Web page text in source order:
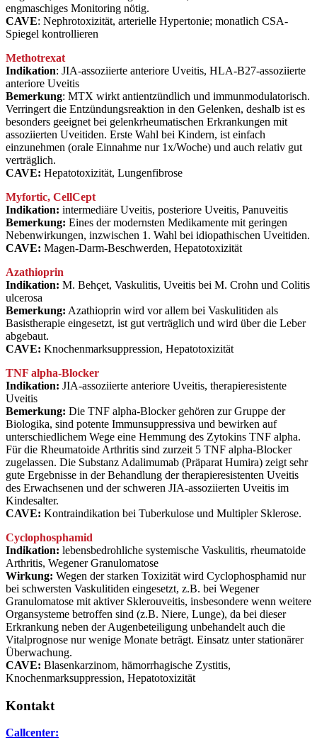
engmaschiges Monitoring nötig.
CAVE: Nephrotoxizität, arterielle Hypertonie; monatlich CSA-
Spiegel kontrollieren
Methotrexat
Indikation: JIA-assoziierte anteriore Uveitis, HLA-B27-assoziierte
anteriore Uveitis
Bemerkung: MTX wirkt antientzündlich und immunmodulatorisch.
Verringert die Entzündungsreaktion in den Gelenken, deshalb ist es
besonders geeignet bei gelenkrheumatischen Erkrankungen mit
assoziierten Uveitiden. Erste Wahl bei Kindern, ist einfach
einzunehmen (orale Einnahme nur 1x/Woche) und auch relativ gut
verträglich.
CAVE: Hepatotoxizität, Lungenfibrose
Myfortic, CellCept
Indikation: intermediäre Uveitis, posteriore Uveitis, Panuveitis
Bemerkung: Eines der modernsten Medikamente mit geringen
Nebenwirkungen, inzwischen 1. Wahl bei idiopathischen Uveitiden.
CAVE: Magen-Darm-Beschwerden, Hepatotoxizität
Azathioprin
Indikation: M. Behçet, Vaskulitis, Uveitis bei M. Crohn und Colitis
ulcerosa
Bemerkung: Azathioprin wird vor allem bei Vaskulitiden als
Basistherapie eingesetzt, ist gut verträglich und wird über die Leber
abgebaut.
CAVE: Knochenmarksuppression, Hepatotoxizität
TNF alpha-Blocker
Indikation: JIA-assoziierte anteriore Uveitis, therapieresistente
Uveitis
Bemerkung: Die TNF alpha-Blocker gehören zur Gruppe der
Biologika, sind potente Immunsuppressiva und bewirken auf
unterschiedlichem Wege eine Hemmung des Zytokins TNF alpha.
Für die Rheumatoide Arthritis sind zurzeit 5 TNF alpha-Blocker
zugelassen. Die Substanz Adalimumab (Präparat Humira) zeigt sehr
gute Ergebnisse in der Behandlung der therapieresistenten Uveitis
des Erwachsenen und der schweren JIA-assoziierten Uveitis im
Kindesalter.
CAVE: Kontraindikation bei Tuberkulose und Multipler Sklerose.
Cyclophosphamid
Indikation: lebensbedrohliche systemische Vaskulitis, rheumatoide
Arthritis, Wegener Granulomatose
Wirkung: Wegen der starken Toxizität wird Cyclophosphamid nur
bei schwersten Vaskulitiden eingesetzt, z.B. bei Wegener
Granulomatose mit aktiver Sklerouveitis, insbesondere wenn weitere
Organsysteme betroffen sind (z.B. Niere, Lunge), da bei dieser
Erkrankung neben der Augenbeteiligung unbehandelt auch die
Vitalprognose nur wenige Monate beträgt. Einsatz unter stationärer
Überwachung.
CAVE: Blasenkarzinom, hämorrhagische Zystitis,
Knochenmarksuppression, Hepatotoxizität
Kontakt
Callcenter: